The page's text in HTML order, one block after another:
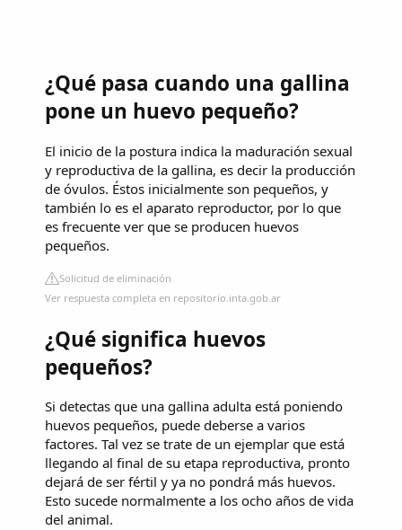
¿Qué pasa cuando una gallina
pone un huevo pequeño?
El inicio de la postura indica la maduración sexual
y reproductiva de la gallina, es decir la producción
de óvulos. Éstos inicialmente son pequeños, y
también lo es el aparato reproductor, por lo que
es frecuente ver que se producen huevos
pequeños.
Solicitud de eliminación
Ver respuesta completa en repositorio.inta.gob.ar
¿Qué significa huevos
pequeños?
Si detectas que una gallina adulta está poniendo
huevos pequeños, puede deberse a varios
factores. Tal vez se trate de un ejemplar que está
llegando al final de su etapa reproductiva, pronto
dejará de ser fértil y ya no pondrá más huevos.
Esto sucede normalmente a los ocho años de vida
del animal.